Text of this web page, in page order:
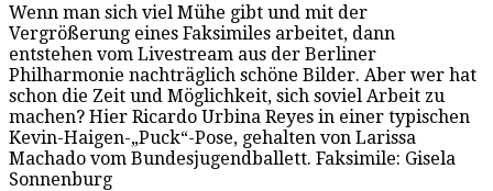
Wenn man sich viel Mühe gibt und mit der
Vergrößerung eines Faksimiles arbeitet, dann
entstehen vom Livestream aus der Berliner
Philharmonie nachträglich schöne Bilder. Aber wer hat
schon die Zeit und Möglichkeit, sich soviel Arbeit zu
machen? Hier Ricardo Urbina Reyes in einer typischen
Kevin-Haigen-„Puck“-Pose, gehalten von Larissa
Machado vom Bundesjugendballett. Faksimile: Gisela
Sonnenburg